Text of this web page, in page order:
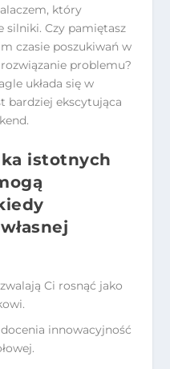
który
silniki. Czy pamiętasz
czasie poszukiwań w
problemu?
układa się w
bardziej ekscytująca
istotnych
Ci rosnąć jako
innowacyjność